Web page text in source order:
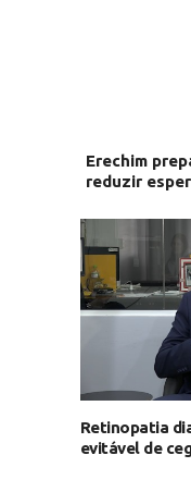
Erechim
reduzir
Retinopatia
evitável de